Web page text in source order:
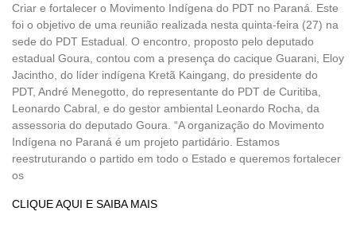
Criar e fortalecer o Movimento Indígena do PDT no Paraná. Este
foi o objetivo de uma reunião realizada nesta quinta-feira (27) na
sede do PDT Estadual. O encontro, proposto pelo deputado
estadual Goura, contou com a presença do cacique Guarani, Eloy
Jacintho, do líder indígena Kretã Kaingang, do presidente do
PDT, André Menegotto, do representante do PDT de Curitiba,
Leonardo Cabral, e do gestor ambiental Leonardo Rocha, da
assessoria do deputado Goura. “A organização do Movimento
Indígena no Paraná é um projeto partidário. Estamos
reestruturando o partido em todo o Estado e queremos fortalecer
os
CLIQUE AQUI E SAIBA MAIS